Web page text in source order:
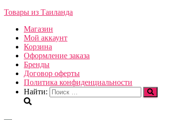
Товары из Таиланда
Магазин
Мой аккаунт
Корзина
Оформление заказа
Бренды
Договор оферты
Политика конфиденциальности
Найти: